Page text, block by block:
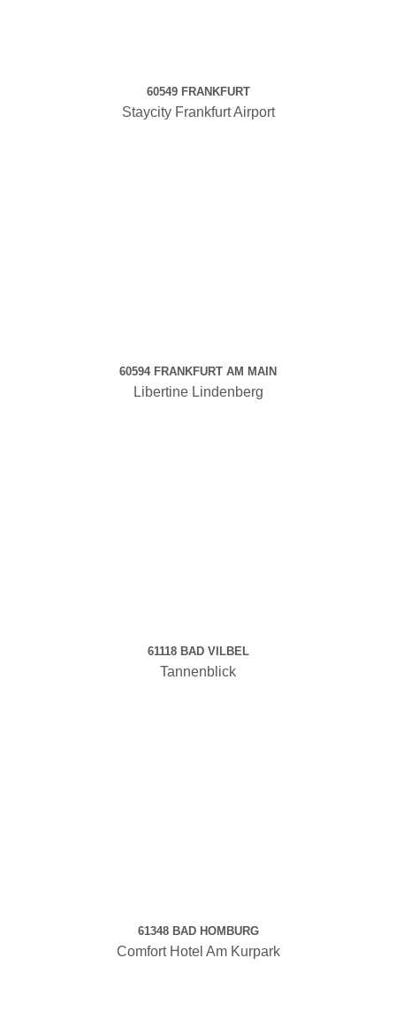
60549 FRANKFURT
Staycity Frankfurt Airport
60594 FRANKFURT AM MAIN
Libertine Lindenberg
61118 BAD VILBEL
Tannenblick
61348 BAD HOMBURG
Comfort Hotel Am Kurpark